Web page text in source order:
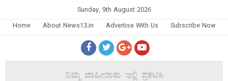
Sunday, 9th August 2026
Home
About News13.in Advertise With Us Subscribe Now